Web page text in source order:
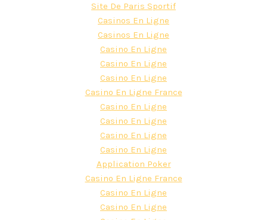
Site De Paris Sportif
Casinos En Ligne
Casinos En Ligne
Casino En Ligne
Casino En Ligne
Casino En Ligne
Casino En Ligne France
Casino En Ligne
Casino En Ligne
Casino En Ligne
Casino En Ligne
Application Poker
Casino En Ligne France
Casino En Ligne
Casino En Ligne